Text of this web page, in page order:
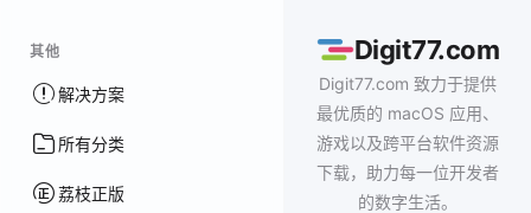
其他
解决方案
所有分类
荔枝正版
Digit77.com
Digit77.com 致力于提供
最优质的 macOS 应用、
游戏以及跨平台软件资源
下载，助力每一位开发者
的数字生活。